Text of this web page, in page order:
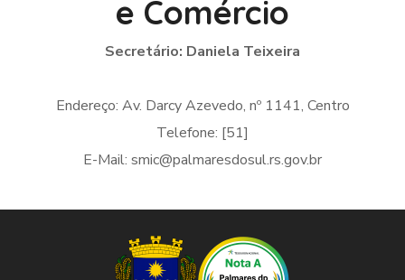
e Comércio
Secretário: Daniela Teixeira
Endereço: Av. Darcy Azevedo, nº 1141, Centro
Telefone: [51]
E-Mail: smic@palmaresdosul.rs.gov.br